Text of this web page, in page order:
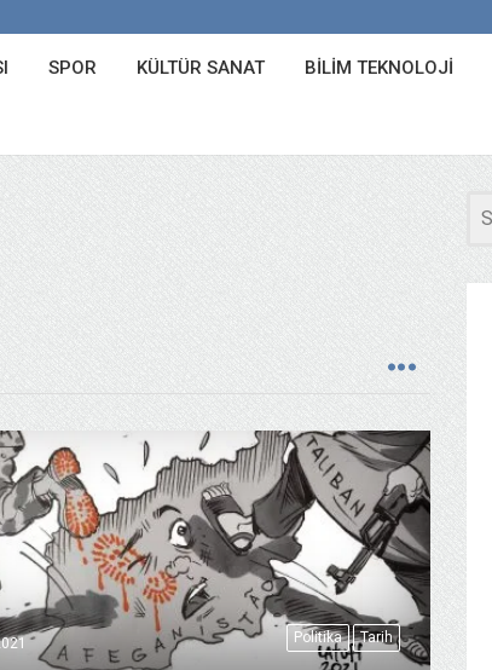
SPOR KÜLTÜR SANAT BILIM TEKNOLOJI
Politika Tarih